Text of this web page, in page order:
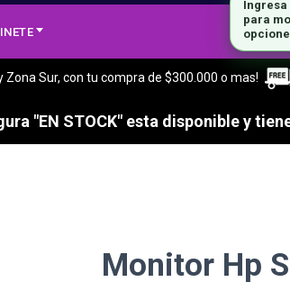
Zona Sur, con tu compra de $300.000 o mas!
"EN STOCK" esta disponible y
Monitor Hp
Ingresa
para